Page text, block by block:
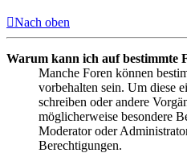
Nach oben
Warum kann ich auf bestimmte
Manche Foren können
vorbehalten sein. Um diese
schreiben oder andere
möglicherweise besondere
Moderator oder
Berechtigungen.